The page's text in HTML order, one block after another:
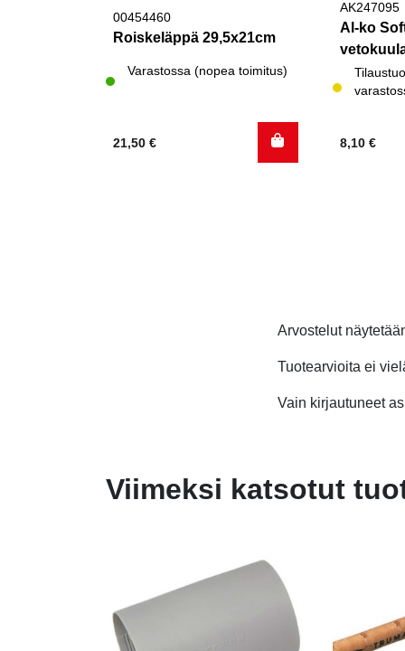
00454460
Roiskeläppä 29,5x21cm
Varastossa (nopea toimitus)
21,50 €
AK247095
Al-ko
8,10 €
Arvostelut
Tuotearvioita ei
Vain kirjautuneet
Viimeksi katsotut